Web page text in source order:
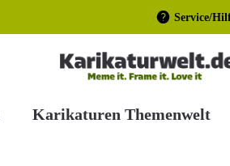
Service/
Karikaturen Themenwelt